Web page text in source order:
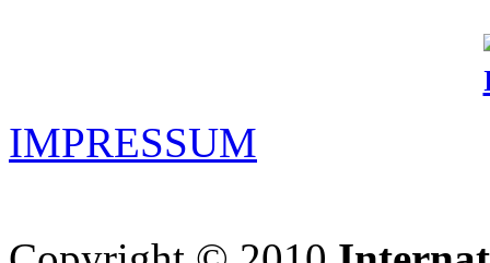
IMPRESSUM